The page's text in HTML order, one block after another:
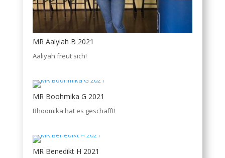
MR Aalyiah B 2021
Aaliyah freut sich!
MR Boohmika G 2021
Bhoomika hat es geschafft!
MR Benedikt H 2021